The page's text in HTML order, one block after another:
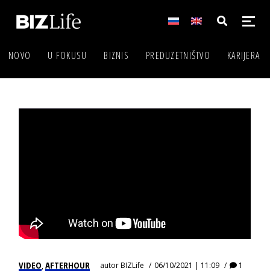
NOVO U FOKUSU BIZNIS PREDUZETNIŠTVO KARIJERA
VIDEO,AFTERHOUR autorBIZLife 06/10/2021 | 11:09 1